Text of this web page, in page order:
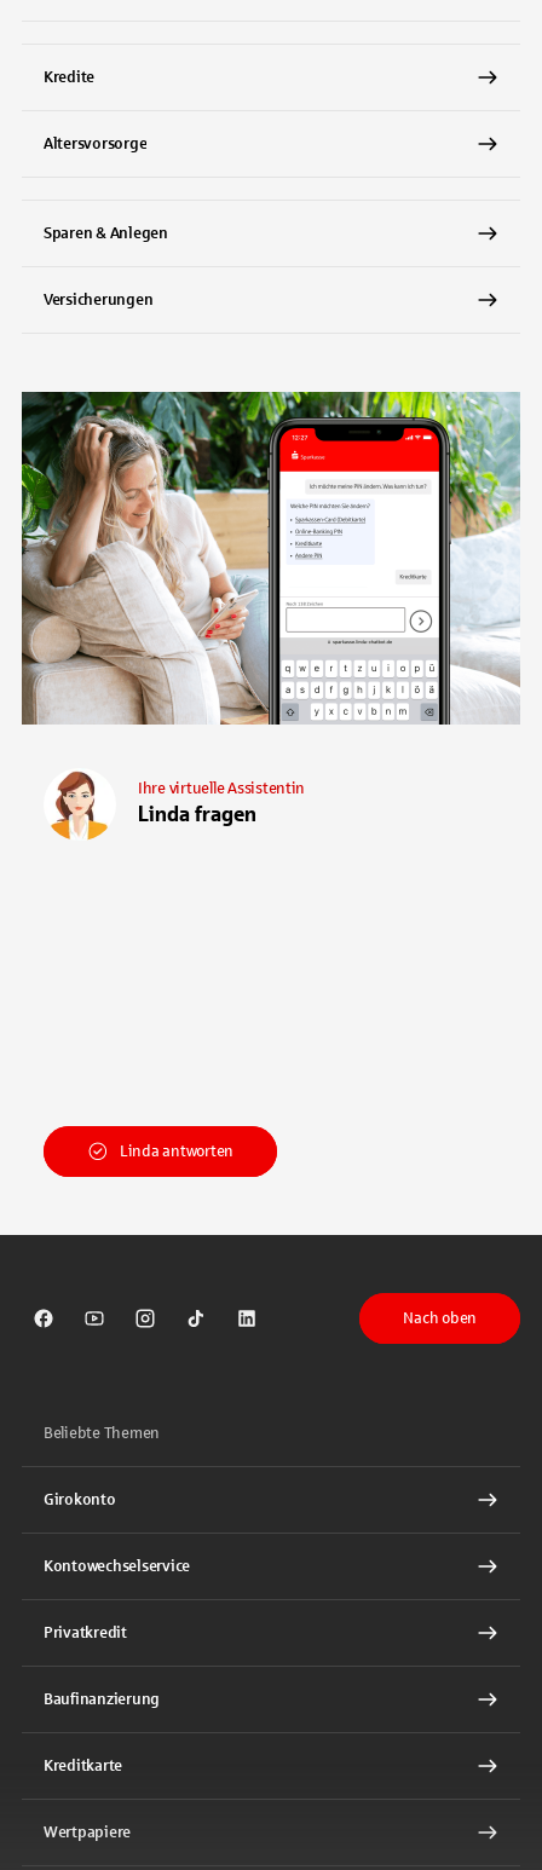
Kredite
Altersvorsorge
Sparen & Anlegen
Versicherungen
Linda fragen
Ihre virtuelle Assistentin
Linda antworten
Sparkasse auf Facebook
Sparkasse auf Youtube
Sparkasse auf Instagram
Sparkasse auf TikTok
Sparkasse auf LinkedIn
Nach oben
Beliebte Themen
Girokonto
Kontowechselservice
Privatkredit
Baufinanzierung
Kreditkarte
Wertpapiere